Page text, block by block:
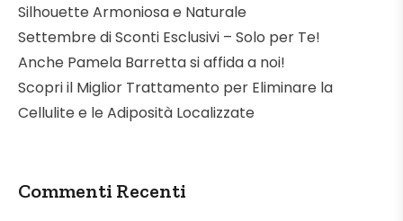
Silhouette Armoniosa e Naturale
Settembre di Sconti Esclusivi – Solo per Te!
Anche Pamela Barretta si affida a noi!
Scopri il Miglior Trattamento per Eliminare la
Cellulite e le Adiposità Localizzate
Commenti Recenti